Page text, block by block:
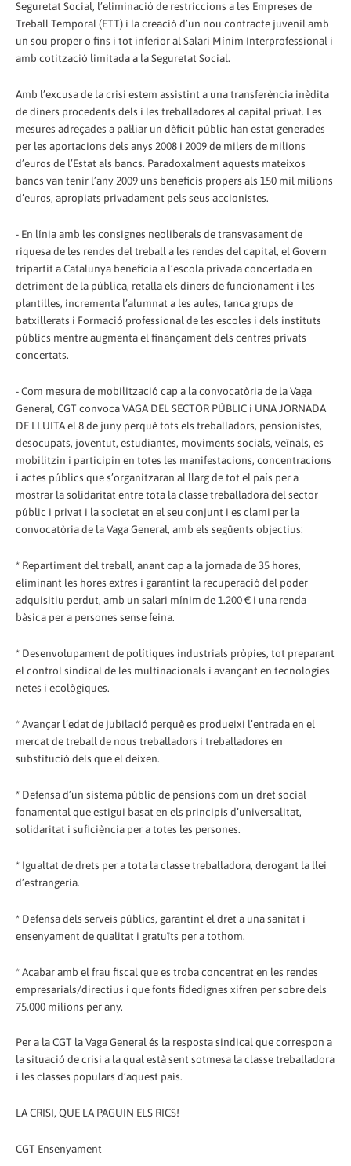
Seguretat Social, l’eliminació de restriccions a les Empreses de
Treball Temporal (ETT) i la creació d’un nou contracte juvenil amb
un sou proper o fins i tot inferior al Salari Mínim Interprofessional i
amb cotització limitada a la Seguretat Social.
Amb l’excusa de la crisi estem assistint a una transferència inèdita
de diners procedents dels i les treballadores al capital privat. Les
mesures adreçades a pal·liar un dèficit públic han estat generades
per les aportacions dels anys 2008 i 2009 de milers de milions
d’euros de l’Estat als bancs. Paradoxalment aquests mateixos
bancs van tenir l’any 2009 uns beneficis propers als 150 mil milions
d’euros, apropiats privadament pels seus accionistes.
- En línia amb les consignes neoliberals de transvasament de
riquesa de les rendes del treball a les rendes del capital, el Govern
tripartit a Catalunya beneficia a l’escola privada concertada en
detriment de la pública, retalla els diners de funcionament i les
plantilles, incrementa l’alumnat a les aules, tanca grups de
batxillerats i Formació professional de les escoles i dels instituts
públics mentre augmenta el finançament dels centres privats
concertats.
- Com mesura de mobilització cap a la convocatòria de la Vaga
General, CGT convoca VAGA DEL SECTOR PÚBLIC i UNA JORNADA
DE LLUITA el 8 de juny perquè tots els treballadors, pensionistes,
desocupats, joventut, estudiantes, moviments socials, veïnals, es
mobilitzin i participin en totes les manifestacions, concentracions
i actes públics que s’organitzaran al llarg de tot el país per a
mostrar la solidaritat entre tota la classe treballadora del sector
públic i privat i la societat en el seu conjunt i es clami per la
convocatòria de la Vaga General, amb els següents objectius:
* Repartiment del treball, anant cap a la jornada de 35 hores,
eliminant les hores extres i garantint la recuperació del poder
adquisitiu perdut, amb un salari mínim de 1.200 € i una renda
bàsica per a persones sense feina.
* Desenvolupament de polítiques industrials pròpies, tot preparant
el control sindical de les multinacionals i avançant en tecnologies
netes i ecològiques.
* Avançar l’edat de jubilació perquè es produeixi l’entrada en el
mercat de treball de nous treballadors i treballadores en
substitució dels que el deixen.
* Defensa d’un sistema públic de pensions com un dret social
fonamental que estigui basat en els principis d’universalitat,
solidaritat i suficiència per a totes les persones.
* Igualtat de drets per a tota la classe treballadora, derogant la llei
d’estrangeria.
* Defensa dels serveis públics, garantint el dret a una sanitat i
ensenyament de qualitat i gratuïts per a tothom.
* Acabar amb el frau fiscal que es troba concentrat en les rendes
empresarials/directius i que fonts fidedignes xifren per sobre dels
75.000 milions per any.
Per a la CGT la Vaga General és la resposta sindical que correspon a
la situació de crisi a la qual està sent sotmesa la classe treballadora
i les classes populars d’aquest país.
LA CRISI, QUE LA PAGUIN ELS RICS!
CGT Ensenyament